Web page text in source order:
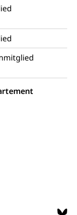
elterliche
des